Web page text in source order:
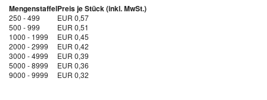
MengenstaffelPreis je Stück (inkl. MwSt.)
250 - 499
EUR 0,57
500 - 999
EUR 0,51
1000 - 1999
EUR 0,45
2000 - 2999
EUR 0,42
3000 - 4999
EUR 0,39
5000 - 8999
EUR 0,36
9000 - 9999
EUR 0,32